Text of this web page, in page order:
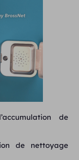
de
de nettoyage